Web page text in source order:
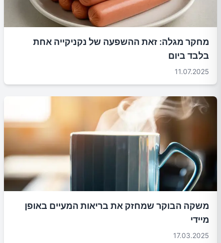
מחקר מגלה: זאת ההשפעה של נקניקייה אחת
בלבד ביום
11.07.2025
משקה הבוקר שמחזק את בריאות המעיים באופן
מיידי
17.03.2025